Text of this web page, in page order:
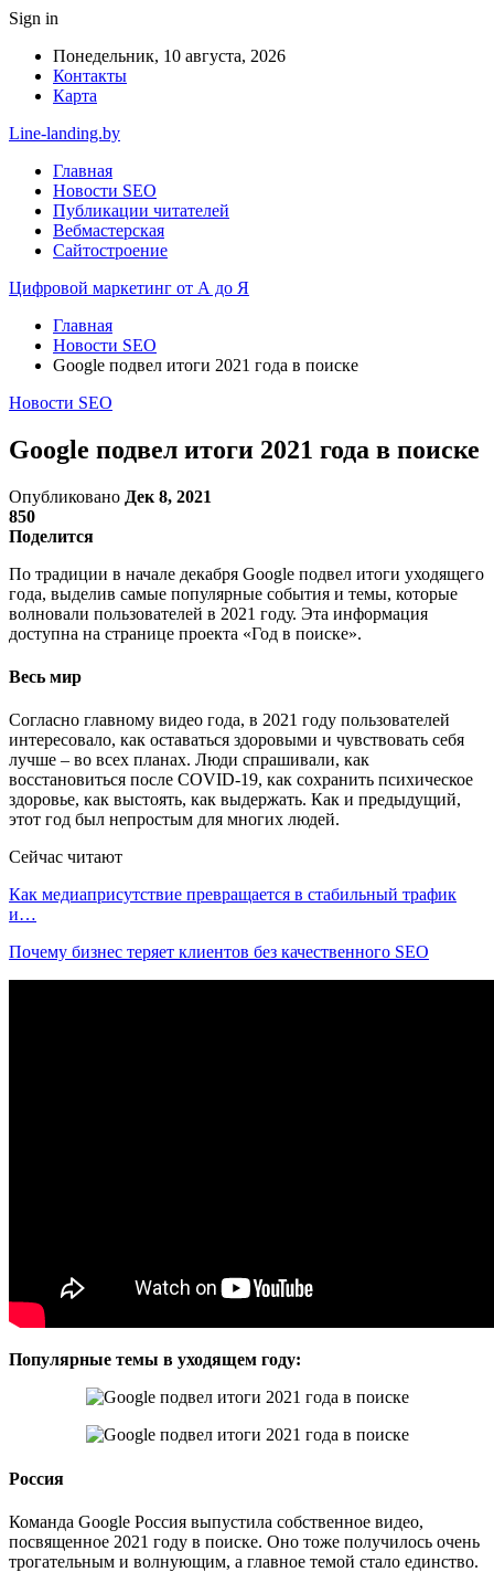
Sign in
Понедельник, 10 августа, 2026
Контакты
Карта
Line-landing.by
Главная
Новости SEO
Публикации читателей
Вебмастерская
Сайтостроение
Цифровой маркетинг от А до Я
Главная
Новости SEO
Google подвел итоги 2021 года в поиске
Новости SEO
Google подвел итоги 2021 года в поиске
Опубликовано Дек 8, 2021
850
Поделится
По традиции в начале декабря Google подвел итоги уходящего
года, выделив самые популярные события и темы, которые
волновали пользователей в 2021 году. Эта информация
доступна на странице проекта «Год в поиске».
Весь мир
Согласно главному видео года, в 2021 году пользователей
интересовало, как оставаться здоровыми и чувствовать себя
лучше – во всех планах. Люди спрашивали, как
восстановиться после COVID-19, как сохранить психическое
здоровье, как выстоять, как выдержать. Как и предыдущий,
этот год был непростым для многих людей.
Сейчас читают
Как медиаприсутствие превращается в стабильный трафик
и…
Почему бизнес теряет клиентов без качественного SEO
Популярные темы в уходящем году:
Россия
Команда Google Россия выпустила собственное видео,
посвященное 2021 году в поиске. Оно тоже получилось очень
трогательным и волнующим, а главное темой стало единство.